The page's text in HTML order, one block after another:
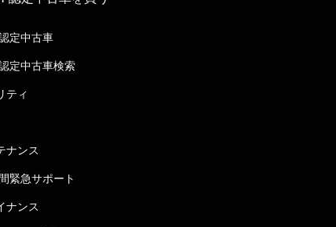
定中古車
定中古車検索
ティ
ナンス
緊急サポート
ナンス